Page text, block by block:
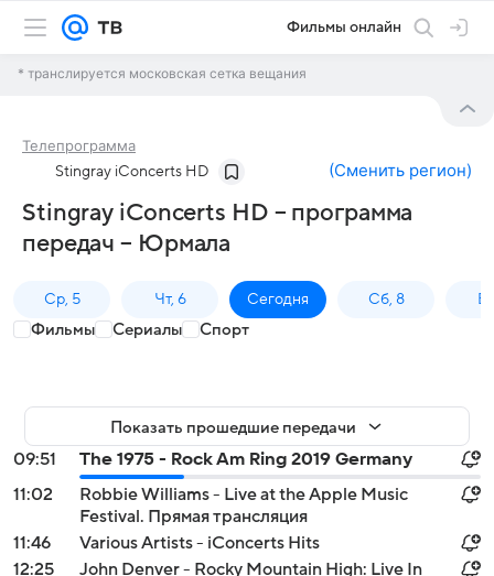
Фильмы онлайн
* транслируется московская сетка вещания
Телепрограмма
Stingray iConcerts HD (Сменить регион)
Stingray iConcerts HD – программа
передач – Юрмала
Ср, 5 Чт, 6 Сегодня Сб, 8
Фильмы Сериалы Спорт
Показать прошедшие передачи
09:51
The 1975 - Rock Am Ring 2019 Germany
11:02
Robbie Williams - Live at the Apple Music
Festival. Прямая трансляция
11:46
Various Artists - iConcerts Hits
12:25
John Denver - Rocky Mountain High: Live In